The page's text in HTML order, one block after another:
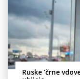
Ruske 'črne